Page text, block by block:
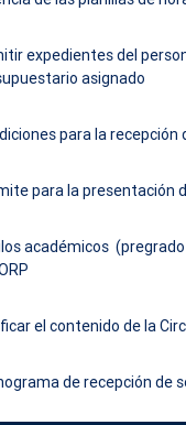
expedientes del
asignado
para la recepción
para la presentación
académicos
el contenido de la
de recepción de